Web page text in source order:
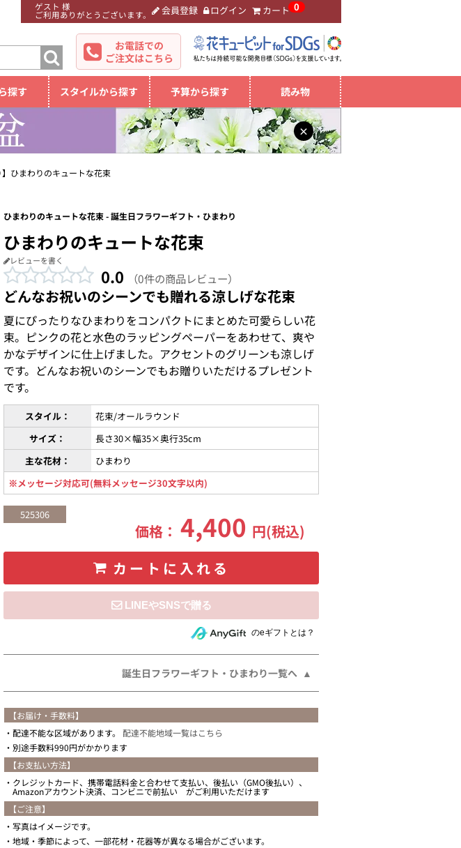
ゲスト 様
ご利用ありがとうございます。 会員登録 ログイン カート 0
お電話での
ご注文はこちら
探す スタイルから探す 予算から探す 読み物
×
】ひまわりのキュートな花束
ひまわりのキュートな花束 - 誕生日フラワーギフト・ひまわり
ひまわりのキュートな花束
レビューを書く
0.0 （0件の商品レビュー）
どんなお祝いのシーンでも贈れる涼しげな花束
夏にぴったりなひまわりをコンパクトにまとめた可愛らしい花
束。ピンクの花と水色のラッピングペーパーをあわせて、爽や
かなデザインに仕上げました。アクセントのグリーンも涼しげ
です。どんなお祝いのシーンでもお贈りいただけるプレゼント
です。
スタイル：
花束/オールラウンド
サイズ：
長さ30×幅35×奥行35cm
主な花材：
ひまわり
※メッセージ対応可(無料メッセージ30文字以内)
525306
価格：4,400 円(税込)
カートに入れる
住所を知らない相手にeギフトで贈るのeギフトとは？
誕生日フラワーギフト・ひまわり一覧へ
【お届け・手数料】
配達不能な区域があります。 配達不能地域一覧はこちら
別途手数料990円がかかります
【お支払い方法】
クレジットカード、携帯電話料金と合わせて支払い、後払い（GMO後払い）、
Amazonアカウント決済、コンビニで前払い がご利用いただけます
【ご注意】
写真はイメージです。
地域・季節によって、一部花材・花器等が異なる場合がございます。